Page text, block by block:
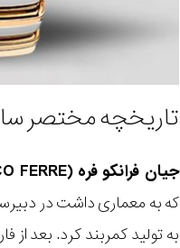
تاریخچه مختصر
جیان فرانکو فره (GIANFRANCO FERRE)
که به معماری داشت در
به تولید کمربند کرد. بعد